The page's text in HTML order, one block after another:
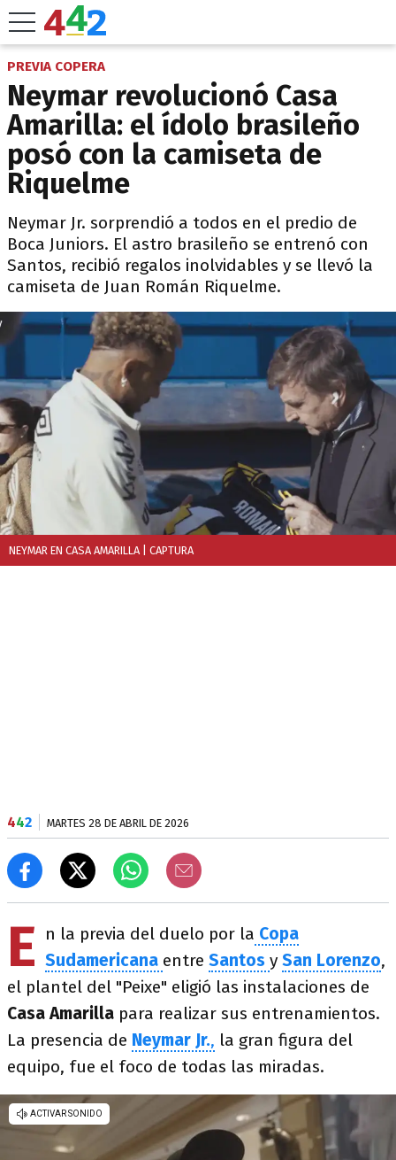
PREVIA COPERA
Neymar revolucionó Casa
Amarilla: el ídolo brasileño
posó con la camiseta de
Riquelme
Neymar Jr. sorprendió a todos en el predio de
Boca Juniors. El astro brasileño se entrenó con
Santos, recibió regalos inolvidables y se llevó la
camiseta de Juan Román Riquelme.
NEYMAR EN CASA AMARILLA | CAPTURA
442 MARTES 28 DE ABRIL DE 2026
E n la previa del duelo por la Copa
Sudamericana entre Santos y San Lorenzo,
el plantel del "Peixe" eligió las instalaciones de
Casa Amarilla para realizar sus entrenamientos.
La presencia de Neymar Jr., la gran figura del
equipo, fue el foco de todas las miradas.